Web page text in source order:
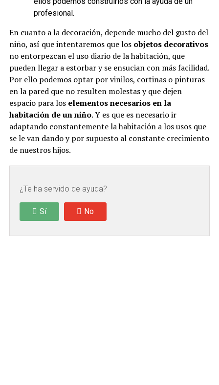
profesional.
En cuanto a la decoración, depende mucho del gusto del
niño, así que intentaremos que los objetos decorativos
no entorpezcan el uso diario de la habitación, que
pueden llegar a estorbar y se ensucian con más facilidad.
Por ello podemos optar por vinilos, cortinas o pinturas
en la pared que no resulten molestas y que dejen
espacio para loselementos necesarios en la
habitación de un niño. Y es que es necesario ir
adaptando constantemente la habitación a los usos que
se le van dando y por supuesto al constante crecimiento
de nuestros hijos.
¿Te ha servido de ayuda?
Sí No